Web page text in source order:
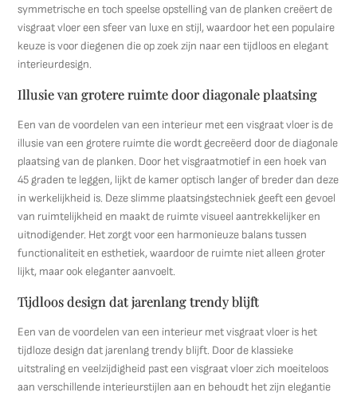
symmetrische en toch speelse opstelling van de planken creëert de
visgraat vloer een sfeer van luxe en stijl, waardoor het een populaire
keuze is voor diegenen die op zoek zijn naar een tijdloos en elegant
interieurdesign.
Illusie van grotere ruimte door diagonale plaatsing
Een van de voordelen van een interieur met een visgraat vloer is de
illusie van een grotere ruimte die wordt gecreëerd door de diagonale
plaatsing van de planken. Door het visgraatmotief in een hoek van
45 graden te leggen, lijkt de kamer optisch langer of breder dan deze
in werkelijkheid is. Deze slimme plaatsingstechniek geeft een gevoel
van ruimtelijkheid en maakt de ruimte visueel aantrekkelijker en
uitnodigender. Het zorgt voor een harmonieuze balans tussen
functionaliteit en esthetiek, waardoor de ruimte niet alleen groter
lijkt, maar ook eleganter aanvoelt.
Tijdloos design dat jarenlang trendy blijft
Een van de voordelen van een interieur met visgraat vloer is het
tijdloze design dat jarenlang trendy blijft. Door de klassieke
uitstraling en veelzijdigheid past een visgraat vloer zich moeiteloos
aan verschillende interieurstijlen aan en behoudt het zijn elegantie